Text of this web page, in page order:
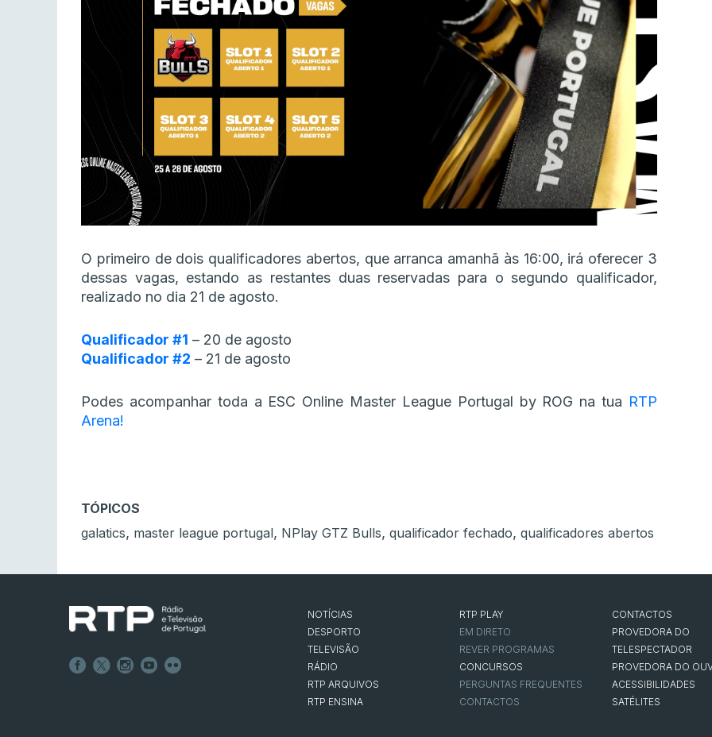
O primeiro de dois qualificadores abertos, que arranca amanhã às 16:00, irá oferecer 3
dessas vagas, estando as restantes duas reservadas para o segundo qualificador,
realizado no dia 21 de agosto.
Qualificador #1 – 20 de agosto
Qualificador #2 – 21 de agosto
Podes acompanhar toda a ESC Online Master League Portugal by ROG na tua RTP
Arena!
TÓPICOS
galatics, master league portugal, NPlay GTZ Bulls, qualificador fechado, qualificadores abertos
NOTÍCIAS
DESPORTO
TELEVISÃO
RÁDIO
RTP ARQUIVOS
RTP ENSINA
RTP PLAY
EM DIRETO
REVER PROGRAMAS
CONCURSOS
PERGUNTAS FREQUENTES
CONTACTOS
CONTACTOS
PROVEDORA DO
TELESPECTADOR
PROVEDORA DO
ACESSIBILIDADES
SATÉLITES